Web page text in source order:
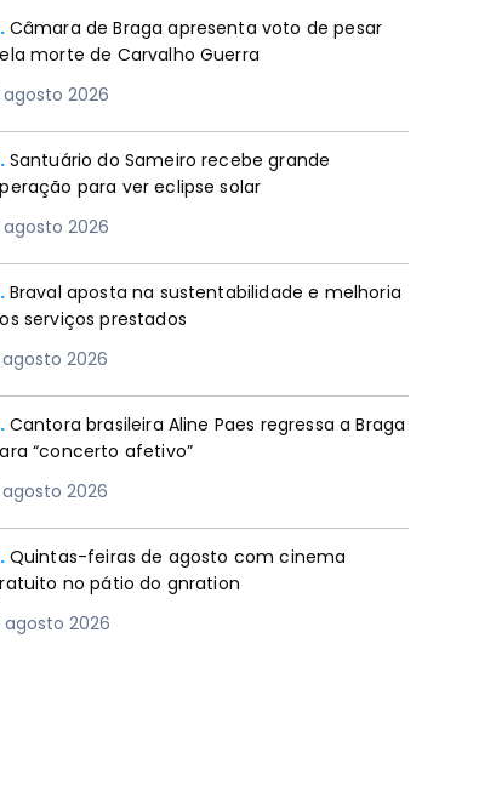
Câmara de Braga apresenta voto de pesar
morte de Carvalho Guerra
2026
Santuário do Sameiro recebe grande
para ver eclipse solar
2026
Braval aposta na sustentabilidade e melhoria
serviços prestados
2026
Cantora brasileira Aline Paes regressa a Braga
“concerto afetivo”
2026
Quintas-feiras de agosto com cinema
no pátio do gnration
agosto 2026